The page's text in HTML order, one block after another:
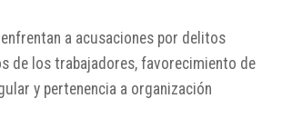
a acusaciones por delitos
de los trabajadores, favorecimiento de
y pertenencia a organización